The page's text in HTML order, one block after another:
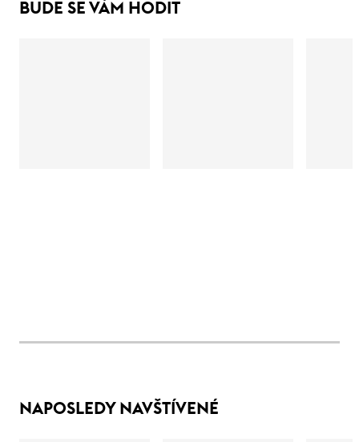
BUDE SE VÁM HODIT
NAPOSLEDY NAVŠTÍVENÉ